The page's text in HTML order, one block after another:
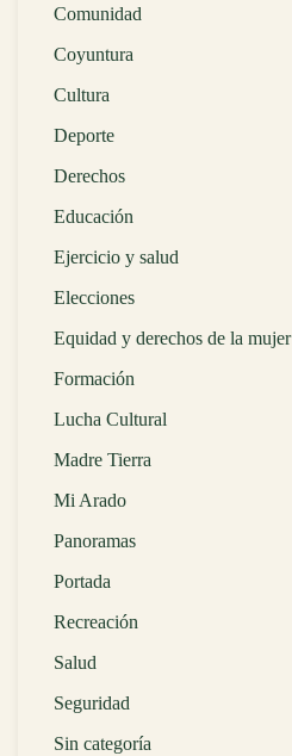
Comunidad
Coyuntura
Cultura
Deporte
Derechos
Educación
Ejercicio y salud
Elecciones
Equidad y derechos de la mujer
Formación
Lucha Cultural
Madre Tierra
Mi Arado
Panoramas
Portada
Recreación
Salud
Seguridad
Sin categoría